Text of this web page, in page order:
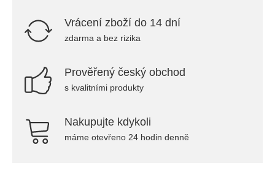
Vrácení zboží do 14 dní
zdarma a bez rizika
Prověřený český obchod
s kvalitními produkty
Nakupujte kdykoli
máme otevřeno 24 hodin denně